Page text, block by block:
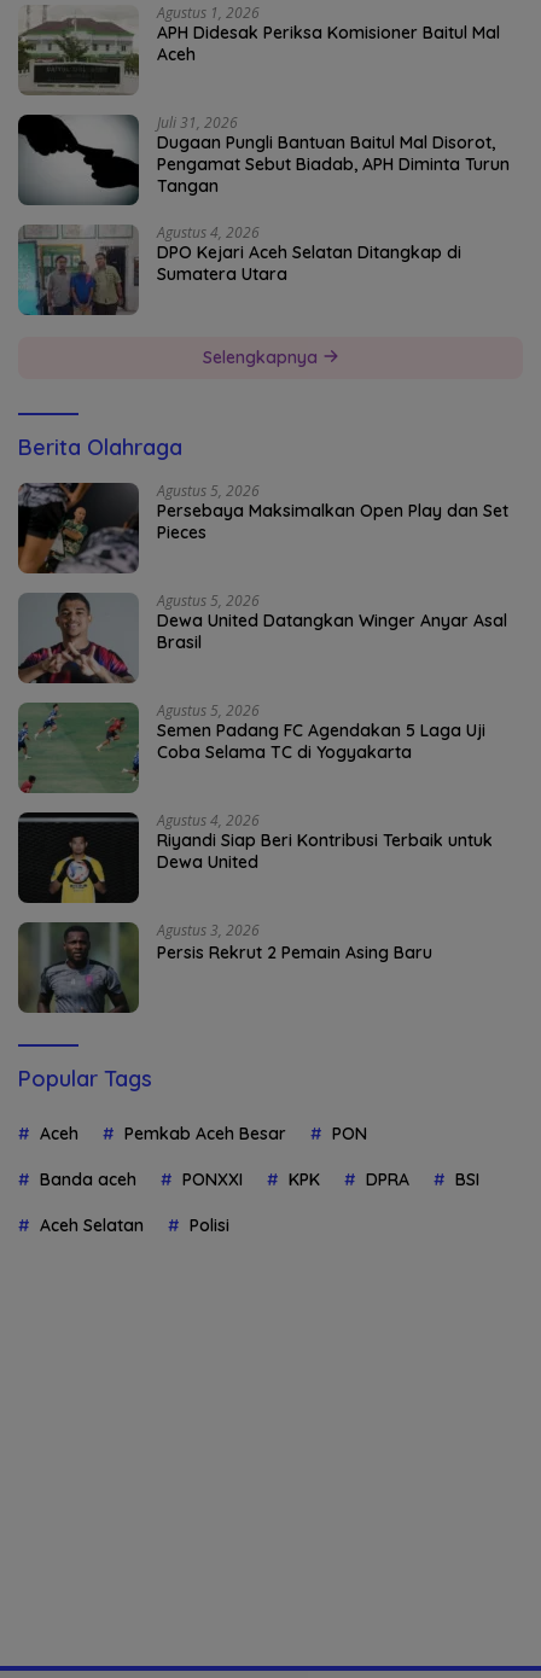
Agustus 1, 2026
APH Didesak Periksa Komisioner Baitul Mal
Aceh
Juli 31, 2026
Dugaan Pungli Bantuan Baitul Mal Disorot,
Pengamat Sebut Biadab, APH Diminta Turun
Tangan
Agustus 4, 2026
DPO Kejari Aceh Selatan Ditangkap di
Sumatera Utara
Selengkapnya
Berita Olahraga
Agustus 5, 2026
Persebaya Maksimalkan Open Play dan Set
Pieces
Agustus 5, 2026
Dewa United Datangkan Winger Anyar Asal
Brasil
Agustus 5, 2026
Semen Padang FC Agendakan 5 Laga Uji
Coba Selama TC di Yogyakarta
Agustus 4, 2026
Riyandi Siap Beri Kontribusi Terbaik untuk
Dewa United
Agustus 3, 2026
Persis Rekrut 2 Pemain Asing Baru
Popular Tags
Aceh Pemkab Aceh Besar PON
Banda aceh PONXXI KPK DPRA BSI
Aceh Selatan Polisi